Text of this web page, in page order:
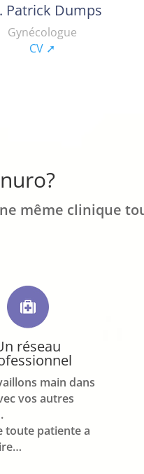
Patrick Dumps
Gynécologue
CV ➚
même clinique
réseau
main dans
vos autres
toute patiente a